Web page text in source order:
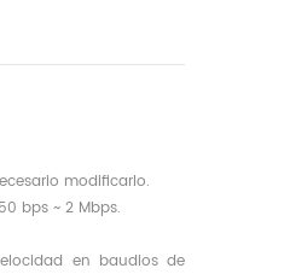
modificarlo.
bps ~ 2 Mbps.
en baudios de